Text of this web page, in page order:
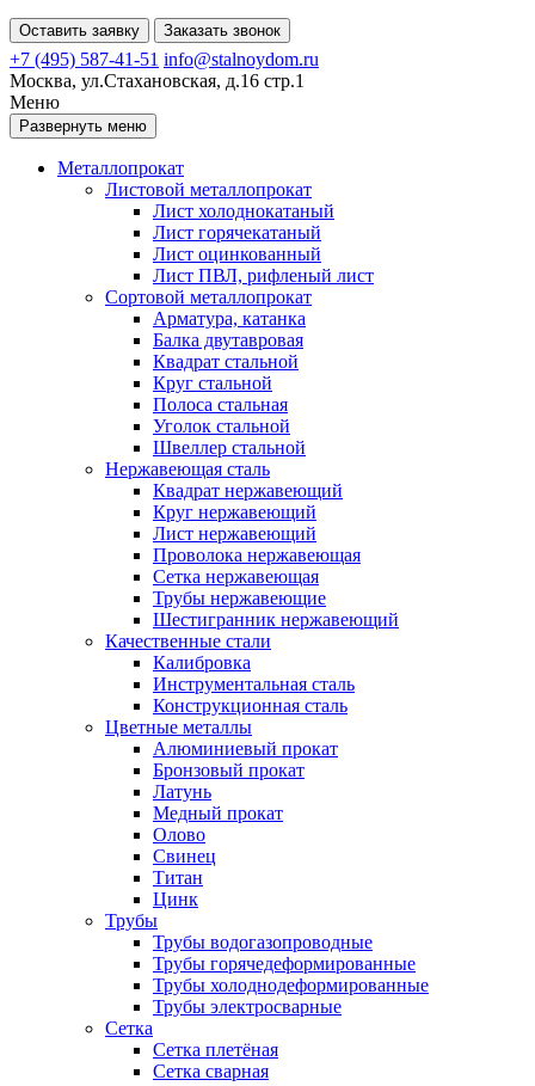
Оставить заявку Заказать звонок
+7 (495) 587-41-51 info@stalnoydom.ru
Москва, ул.Стахановская, д.16 стр.1
Меню
Развернуть меню
Металлопрокат
Листовой металлопрокат
Лист холоднокатаный
Лист горячекатаный
Лист оцинкованный
Лист ПВЛ, рифленый лист
Сортовой металлопрокат
Арматура, катанка
Балка двутавровая
Квадрат стальной
Круг стальной
Полоса стальная
Уголок стальной
Швеллер стальной
Нержавеющая сталь
Квадрат нержавеющий
Круг нержавеющий
Лист нержавеющий
Проволока нержавеющая
Сетка нержавеющая
Трубы нержавеющие
Шестигранник нержавеющий
Качественные стали
Калибровка
Инструментальная сталь
Конструкционная сталь
Цветные металлы
Алюминиевый прокат
Бронзовый прокат
Латунь
Медный прокат
Олово
Свинец
Титан
Цинк
Трубы
Трубы водогазопроводные
Трубы горячедеформированные
Трубы холоднодеформированные
Трубы электросварные
Сетка
Сетка плетёная
Сетка сварная